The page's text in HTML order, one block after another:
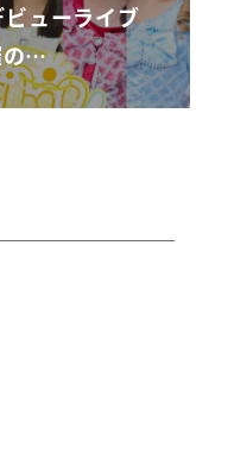
ューライブ
の…